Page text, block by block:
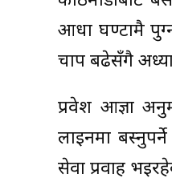
आधा घण्टामै
चाप बढेसँगै
प्रवेश आज्ञा
लाइनमा
सेवा प्रवाह